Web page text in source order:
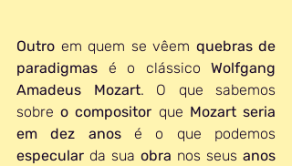
Outro em quem se vêem quebras de
paradigmas é o clássico Wolfgang
Amadeus Mozart. O que sabemos
sobre o compositor que Mozart seria
em dez anos
especular da sua obra nos seus anos